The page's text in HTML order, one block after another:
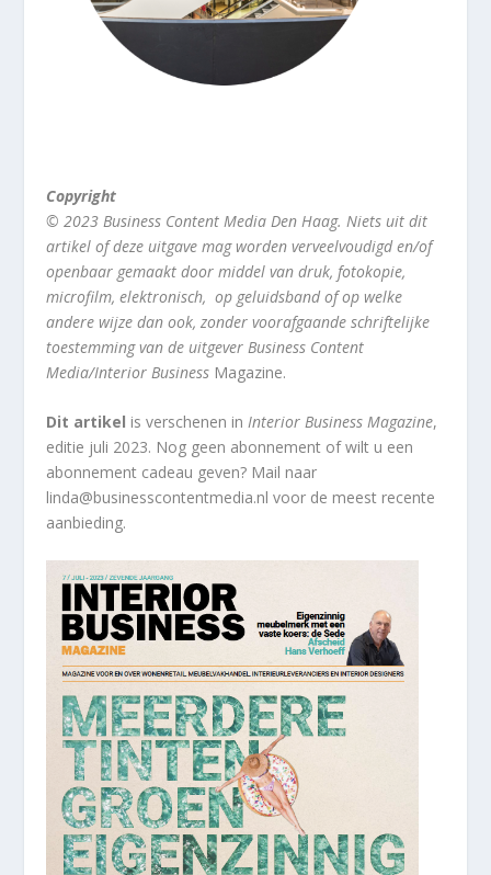
Copyright
© 2023 Business Content Media Den Haag. Niets uit dit
artikel of deze uitgave mag worden verveelvoudigd en/of
openbaar gemaakt door middel van druk, fotokopie,
microfilm, elektronisch, op geluidsband of op welke
andere wijze dan ook, zonder voorafgaande schriftelijke
toestemming van de uitgever Business Content
Media/Interior Business Magazine.
Dit artikel is verschenen inInterior Business Magazine,
editie juli 2023. Nog geen abonnement of wilt u een
abonnement cadeau geven? Mail naar
linda@businesscontentmedia.nl voor de meest recente
aanbieding.